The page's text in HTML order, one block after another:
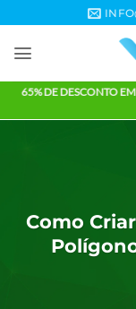
content
65% DE
Como